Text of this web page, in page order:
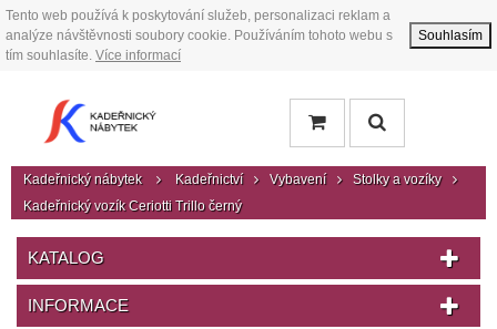
Tento web používá k poskytování služeb, personalizaci reklam a
analýze návštěvnosti soubory cookie. Používáním tohoto webu s
tím souhlasíte. Více informací
Souhlasím
Kadeřnický nábytek Kadeřnictví Vybavení
Stolky a vozíky
Kadeřnický vozík Ceriotti Trillo černý
KATALOG
INFORMACE